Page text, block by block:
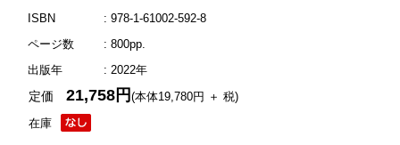
ISBN
: 978-1-61002-592-8
ページ数
: 800pp.
出版年
: 2022年
在庫
定価21,758円(本体19,780円 ＋ 税)